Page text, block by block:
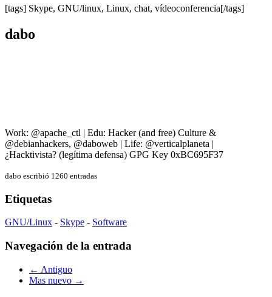
[tags] Skype, GNU/linux, Linux, chat, vídeoconferencia[/tags]
dabo
Work: @apache_ctl | Edu: Hacker (and free) Culture &
@debianhackers, @daboweb | Life: @verticalplaneta |
¿Hacktivista? (legítima defensa) GPG Key 0xBC695F37
dabo escribió 1260 entradas
Etiquetas
GNU/Linux - Skype - Software
Navegación de la entrada
← Antiguo
Mas nuevo →